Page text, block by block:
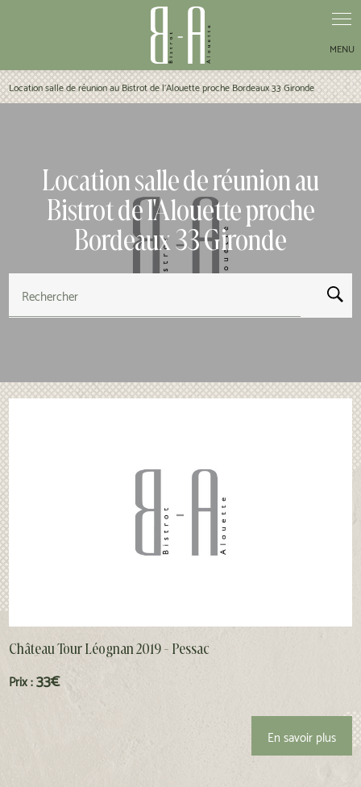
Location salle de réunion au Bistrot de l'Alouette proche Bordeaux 33 Gironde
Location salle de réunion au
Bistrot de l'Alouette proche
Bordeaux 33 Gironde
Rechercher
Château Tour Léognan 2019 - Pessac
Prix :33€
En savoir plus
Panneau de gestion des cookies